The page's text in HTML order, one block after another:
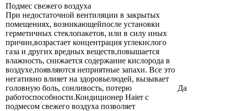
Подмес свежего воздуха
При недостаточной вентиляции в закрытых
помещениях, возникающейпосле установки
герметичных стеклопакетов, или в силу иных
причин,возрастает концентрация углекислого
газа и других вредных веществ,повышается
влажность, снижается содержание кислорода в
воздухе,появляются неприятные запахи. Все это
негативно влияет на здоровьелюдей, вызывает
головную боль, сонливость, потерю
работоспособности.Кондиционер Haier с
подмесом свежего воздуха позволяет
Да